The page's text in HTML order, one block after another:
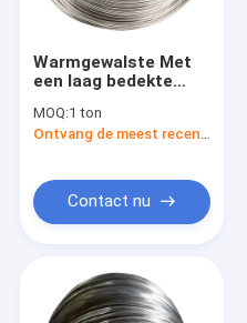
Warmgewalste Met
een laag bedekte
321 410 1mm 1.5mm
MOQ:1 ton
Ontvang de meest recente Prijs
Contact nu